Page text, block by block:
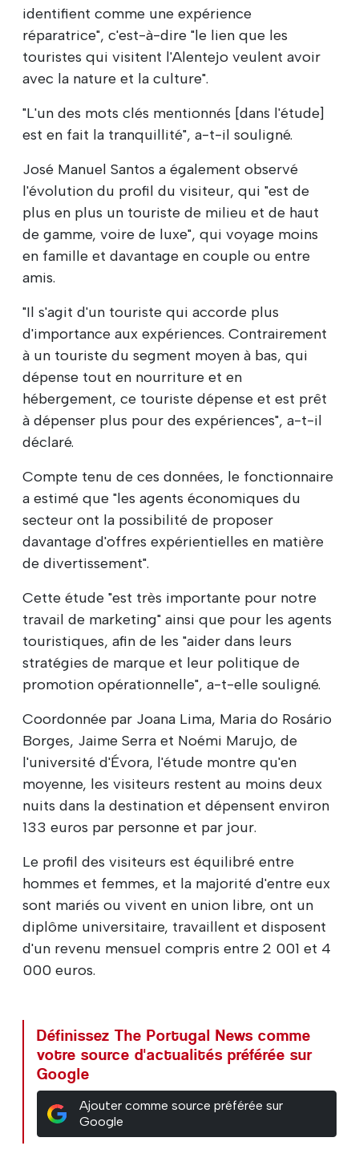
identifient comme une expérience
réparatrice", c'est-à-dire "le lien que les
touristes qui visitent l'Alentejo veulent avoir
avec la nature et la culture".
"L'un des mots clés mentionnés [dans l'étude]
est en fait la tranquillité", a-t-il souligné.
José Manuel Santos a également observé
l'évolution du profil du visiteur, qui "est de
plus en plus un touriste de milieu et de haut
de gamme, voire de luxe", qui voyage moins
en famille et davantage en couple ou entre
amis.
"Il s'agit d'un touriste qui accorde plus
d'importance aux expériences. Contrairement
à un touriste du segment moyen à bas, qui
dépense tout en nourriture et en
hébergement, ce touriste dépense et est prêt
à dépenser plus pour des expériences", a-t-il
déclaré.
Compte tenu de ces données, le fonctionnaire
a estimé que "les agents économiques du
secteur ont la possibilité de proposer
davantage d'offres expérientielles en matière
de divertissement".
Cette étude "est très importante pour notre
travail de marketing" ainsi que pour les agents
touristiques, afin de les "aider dans leurs
stratégies de marque et leur politique de
promotion opérationnelle", a-t-elle souligné.
Coordonnée par Joana Lima, Maria do Rosário
Borges, Jaime Serra et Noémi Marujo, de
l'université d'Évora, l'étude montre qu'en
moyenne, les visiteurs restent au moins deux
nuits dans la destination et dépensent environ
133 euros par personne et par jour.
Le profil des visiteurs est équilibré entre
hommes et femmes, et la majorité d'entre eux
sont mariés ou vivent en union libre, ont un
diplôme universitaire, travaillent et disposent
d'un revenu mensuel compris entre 2 001 et 4
000 euros.
Définissez The Portugal News comme
votre source d'actualités préférée sur
Google
Ajouter comme source préférée sur
Google